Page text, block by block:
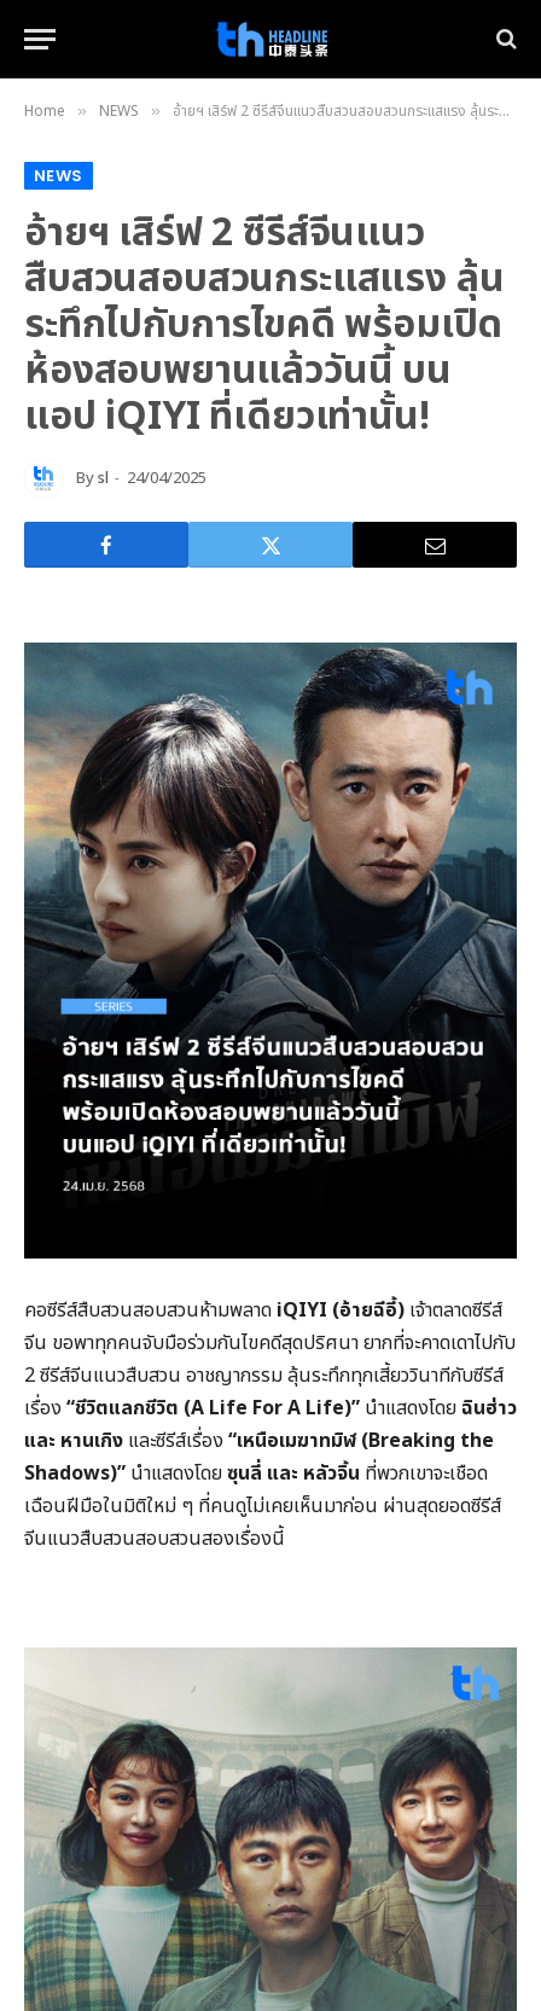
Home » NEWS » อ้ายฯ เสิร์ฟ 2 ซีรีส์จีนแนวสืบสวนสอบสวนกระแสแรง ลุ้นระทึกไปกับการไขคดี พร้อมเปิดห้องสอบพยานแล้ววันนี้ บนแอป iQIYI ที่เดียวเท่านั้น!
NEWS
อ้ายฯ เสิร์ฟ 2 ซีรีส์จีนแนว
สืบสวนสอบสวนกระแสแรง ลุ้น
ระทึกไปกับการไขคดี พร้อมเปิด
ห้องสอบพยานแล้ววันนี้ บน
แอป iQIYI ที่เดียวเท่านั้น!
Bysl 24/04/2025
คอซีรีส์สืบสวนสอบสวนห้ามพลาด iQIYI (อ้ายฉีอี้) เจ้าตลาดซีรีส์
จีน ขอพาทุกคนจับมือร่วมกันไขคดีสุดปริศนา ยากที่จะคาดเดาไปกับ
2 ซีรีส์จีนแนวสืบสวน อาชญากรรม ลุ้นระทึกทุกเสี้ยววินาทีกับซีรีส์
เรื่อง “ชีวิตแลกชีวิต (A Life For A Life)” นำแสดงโดย ฉินฮ่าว
และ หานเกิง และซีรีส์เรื่อง “เหนือเมฆาทมิฬ (Breaking the
Shadows)” นำแสดงโดยซุนลี่ และ หลัวจิ้น ที่พวกเขาจะเชือด
เฉือนฝีมือในมิติใหม่ ๆ ที่คนดูไม่เคยเห็นมาก่อน ผ่านสุดยอดซีรีส์
จีนแนวสืบสวนสอบสวนสองเรื่องนี้